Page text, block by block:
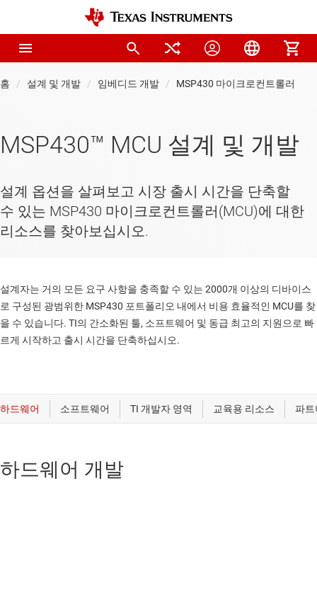
홈 설계 및 개발 임베디드 개발 MSP430 마이크로컨트롤러
MSP430™ MCU 설계 및 개발
설계 옵션을 살펴보고 시장 출시 시간을 단축할
수 있는 MSP430 마이크로컨트롤러(MCU)에 대한
리소스를 찾아보십시오.
설계자는 거의 모든 요구 사항을 충족할 수 있는 2000개 이상의 디바이스
로 구성된 광범위한 MSP430 포트폴리오 내에서 비용 효율적인 MCU를 찾
을 수 있습니다. TI의 간소화된 툴, 소프트웨어 및 동급 최고의 지원으로 빠
르게 시작하고 출시 시간을 단축하십시오.
하드웨어 개발